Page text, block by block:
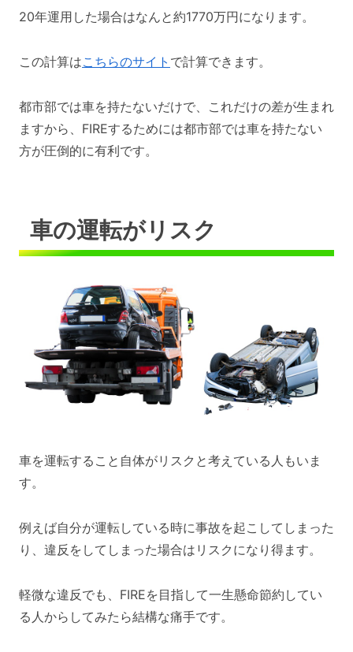
20年運用した場合はなんと約1770万円になります。
この計算はこちらのサイト で計算できます。
都市部では車を持たないだけで、これだけの差が生まれ
ますから、FIREするためには都市部では車を持たない
方が圧倒的に有利です。
車の運転がリスク
車を運転すること自体がリスクと考えている人もいま
す。
例えば自分が運転している時に事故を起こしてしまった
り、違反をしてしまった場合はリスクになり得ます。
軽微な違反でも、FIREを目指して一生懸命節約してい
る人からしてみたら結構な痛手です。